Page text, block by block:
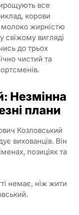
все
корови
жирністю
свіжому вигляді
до трьох
чистий та
Незмінна
плани
Козловський
вихованців. Він
позиціях та
немає, ніж жити